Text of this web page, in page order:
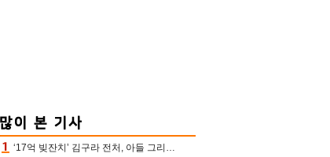
‘17억 빚잔치’ 김구라 전처, 아들 그리는 “나 뿐인데” 친엄마 챙기는 효심 눈길